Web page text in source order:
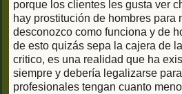
porque los clientes les gusta ver
hay prostitución de hombres para
desconozco como funciona y de
de esto quizás sepa la cajera de
critico, es una realidad que ha
siempre y debería legalizarse
profesionales tengan cuanto